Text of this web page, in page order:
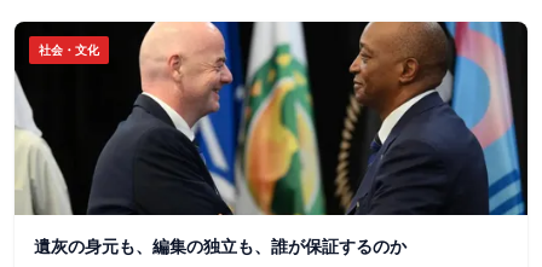
社会・文化
遺灰の身元も、編集の独立も、誰が保証するのか